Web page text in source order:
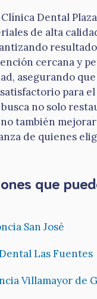
Dental
de alta
cercana y
asegurando
para
no solo
también
de quienes
que
San José
Las Fuentes
Villamayor de